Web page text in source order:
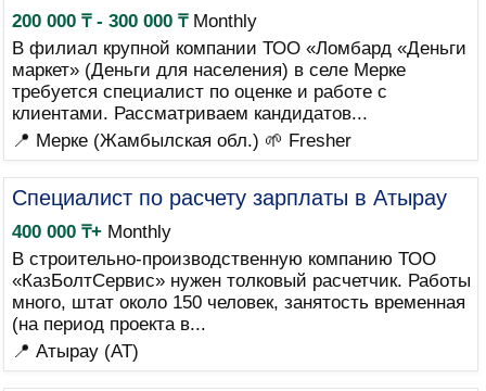
200 000 ₸ - 300 000 ₸Monthly
В филиал крупной компании ТОО «Ломбард «Деньги
маркет» (Деньги для населения) в селе Мерке
требуется специалист по оценке и работе с
клиентами. Рассматриваем кандидатов...
📍 Мерке (Жамбылская обл.) 🌱 Fresher
Специалист по расчету зарплаты в Атырау
400 000 ₸+Monthly
В строительно-производственную компанию ТОО
«КазБолтСервис» нужен толковый расчетчик. Работы
много, штат около 150 человек, занятость временная
(на период проекта в...
📍 Атырау (AT)